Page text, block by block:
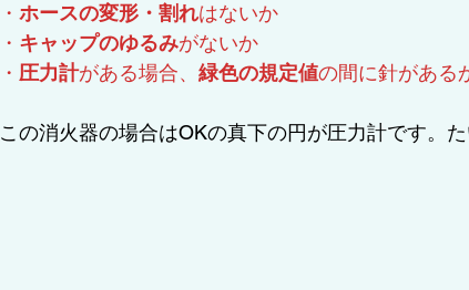
・ ホースの変形・割れはないか
・ キャップのゆるみがないか
・ 圧力計がある場合、 緑色の規定値の間に針がある
この消火器の場合はOKの真下の円が圧力計です。